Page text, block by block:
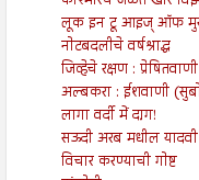
लूक इन टू आइज् ऑफ
नोटबदलीचे वर्षश्राद्ध
जिव्हेचे रक्षण :
अल्बकरा : ईशवाणी
लागा वर्दी में दा़ग!
सऊदी अरब मधील
विचार करण्याची गोष्ट